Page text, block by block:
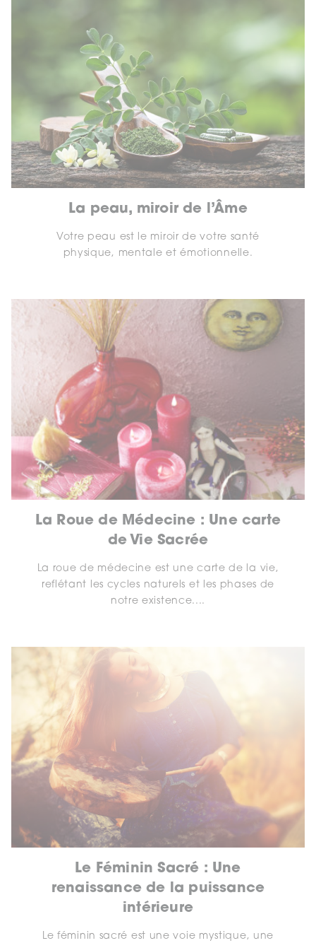
La peau, miroir de l’Âme
Votre peau est le miroir de votre santé
physique, mentale et émotionnelle.
La Roue de Médecine : Une carte
de Vie Sacrée
La roue de médecine est une carte de la vie,
reflétant les cycles naturels et les phases de
notre existence....
Le Féminin Sacré : Une
renaissance de la puissance
intérieure
Le féminin sacré est une voie mystique, une